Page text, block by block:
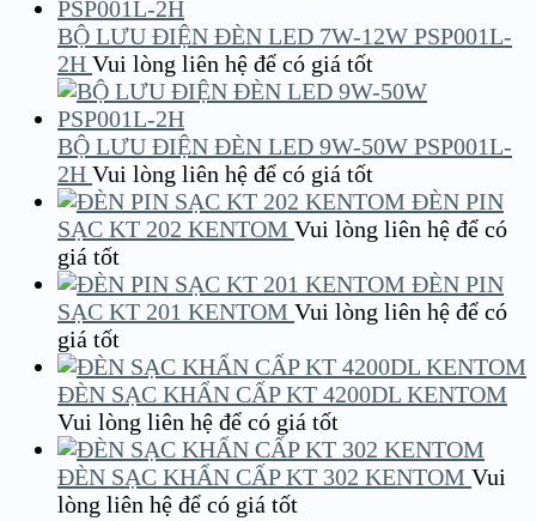
BỘ LƯU ĐIỆN ĐÈN LED 7W-12W PSP001L-
2H Vui lòng liên hệ để có giá tốt
BỘ LƯU ĐIỆN ĐÈN LED 9W-50W PSP001L-
2H Vui lòng liên hệ để có giá tốt
ĐÈN PIN
SẠC KT 202 KENTOM Vui lòng liên hệ để có
giá tốt
ĐÈN PIN
SẠC KT 201 KENTOM Vui lòng liên hệ để có
giá tốt
ĐÈN SẠC KHẨN CẤP KT 4200DL KENTOM
Vui lòng liên hệ để có giá tốt
ĐÈN SẠC KHẨN CẤP KT 302 KENTOM Vui
lòng liên hệ để có giá tốt